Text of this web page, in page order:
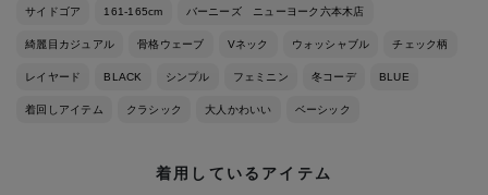
サイドゴア 161-165cm バーニーズ ニューヨーク六本木店
綺麗目カジュアル 骨格ウェーブ Vネック ウォッシャブル チェック柄
レイヤード BLACK シンプル フェミニン 冬コーデ BLUE
着回しアイテム クラシック 大人かわいい ベーシック
着用しているアイテム